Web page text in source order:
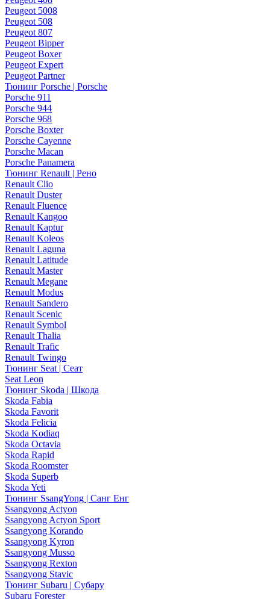
Peugeot 5008
Peugeot 508
Peugeot 807
Peugeot Bipper
Peugeot Boxer
Peugeot Expert
Peugeot Partner
Тюнинг Porsche | Porsche
Porsche 911
Porsche 944
Porsche 968
Porsche Boxter
Porsche Cayenne
Porsche Macan
Porsche Panamera
Тюнинг Renault | Рено
Renault Clio
Renault Duster
Renault Fluence
Renault Kangoo
Renault Kaptur
Renault Koleos
Renault Laguna
Renault Latitude
Renault Master
Renault Megane
Renault Modus
Renault Sandero
Renault Scenic
Renault Symbol
Renault Thalia
Renault Trafic
Renault Twingo
Тюнинг Seat | Сеат
Seat Leon
Тюнинг Skoda | Шкода
Skoda Fabia
Skoda Favorit
Skoda Felicia
Skoda Kodiaq
Skoda Octavia
Skoda Rapid
Skoda Roomster
Skoda Superb
Skoda Yeti
Тюнинг SsangYong | Санг Енг
Ssangyong Actyon
Ssangyong Actyon Sport
Ssangyong Korando
Ssangyong Kyron
Ssangyong Musso
Ssangyong Rexton
Ssangyong Stavic
Тюнинг Subaru | Субару
Subaru Forester